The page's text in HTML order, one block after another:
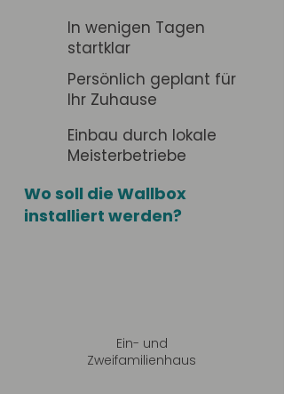
In wenigen Tagen
startklar
Persönlich geplant für
Ihr Zuhause
Einbau durch lokale
Meisterbetriebe
Wo soll die Wallbox
installiert werden?
Ein- und
Zweifamilienhaus